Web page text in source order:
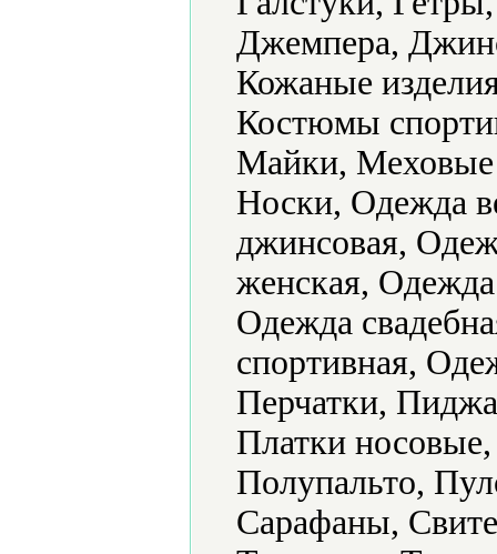
Джемпера,
Кожаные
Костюмы
Майки, Меховые
Носки, Одежда
джинсовая,
женская,
Одежда
спортивная,
Перчатки,
Платки
Полупальто,
Сарафаны,